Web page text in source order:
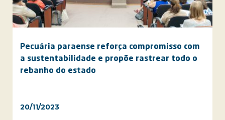
Pecuária paraense reforça compromisso com
a sustentabilidade e propõe rastrear todo o
rebanho do estado
20/11/2023